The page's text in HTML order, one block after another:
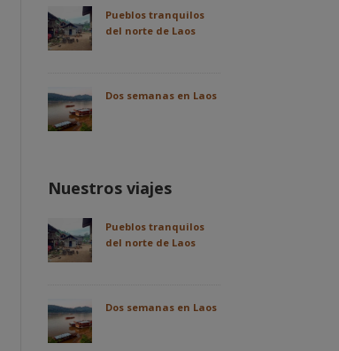
Pueblos tranquilos
del norte de Laos
Dos semanas en Laos
Nuestros viajes
Pueblos tranquilos
del norte de Laos
Dos semanas en Laos